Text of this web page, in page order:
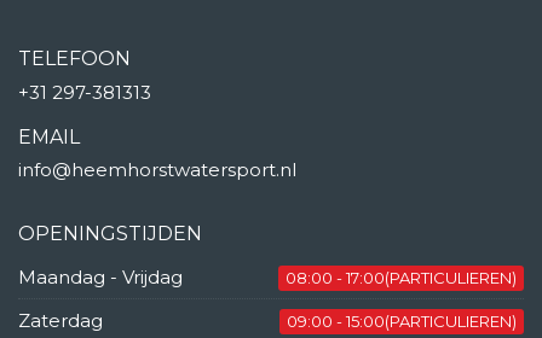
TELEFOON
+31 297-381313
EMAIL
info@heemhorstwatersport.nl
OPENINGSTIJDEN
Maandag - Vrijdag
08:00 - 17:00(PARTICULIEREN)
Zaterdag 09:00 - 15:00(PARTICULIEREN)